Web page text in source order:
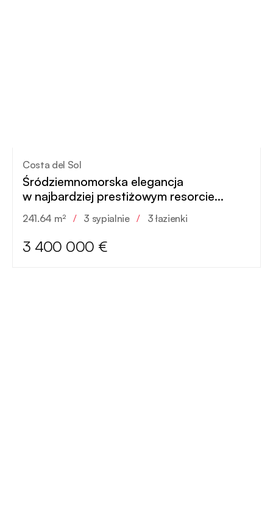
Costa del Sol
Śródziemnomorska elegancja
w najbardziej prestiżowym resorcie
Andaluzji
241.64 m² / 3 sypialnie / 3 łazienki
3 400 000 €